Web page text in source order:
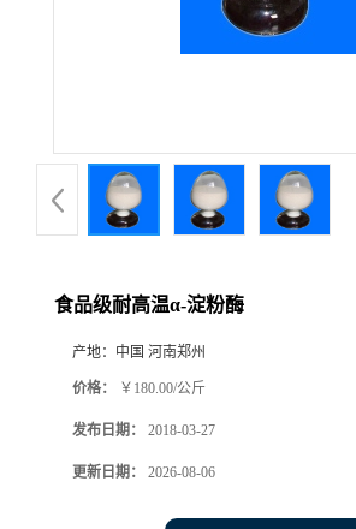
食品级耐高温α-淀粉酶
产地： 中国 河南郑州
价格： ￥180.00/公斤
发布日期： 2018-03-27
更新日期： 2026-08-06